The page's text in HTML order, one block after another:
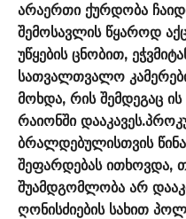
არაერთი ქურდობა
შემოსავლის წყაროდ
უწყების ცნობით,
სათვალთვალო
მოხდა, რის შემდეგაც
რაიონში
ბრალდებულისთვის
შეფარდებას ითხოვდა,
შუამდგომლობა არ
ღონისძიების სახით